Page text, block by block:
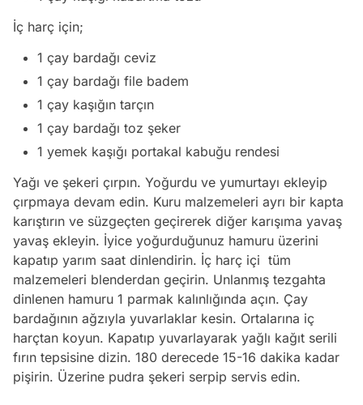
İç harç için;
1 çay bardağı ceviz
1 çay bardağı file badem
1 çay kaşığın tarçın
1 çay bardağı toz şeker
1 yemek kaşığı portakal kabuğu rendesi
Yağı ve şekeri çırpın. Yoğurdu ve yumurtayı ekleyip
çırpmaya devam edin. Kuru malzemeleri ayrı bir kapta
karıştırın ve süzgeçten geçirerek diğer karışıma yavaş
yavaş ekleyin. İyice yoğurduğunuz hamuru üzerini
kapatıp yarım saat dinlendirin. İç harç içi tüm
malzemeleri blenderdan geçirin. Unlanmış tezgahta
dinlenen hamuru 1 parmak kalınlığında açın. Çay
bardağının ağzıyla yuvarlaklar kesin. Ortalarına iç
harçtan koyun. Kapatıp yuvarlayarak yağlı kağıt serili
fırın tepsisine dizin. 180 derecede 15-16 dakika kadar
pişirin. Üzerine pudra şekeri serpip servis edin.